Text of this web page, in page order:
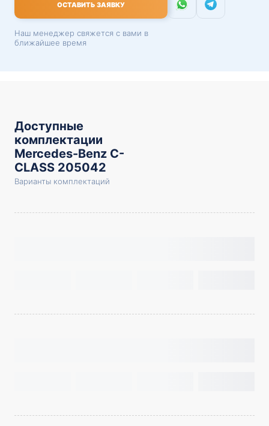
ОСТАВИТЬ ЗАЯВКУ
Наш менеджер свяжется с вами в
ближайшее время
Доступные
комплектации
Mercedes-Benz C-
CLASS 205042
Варианты комплектаций